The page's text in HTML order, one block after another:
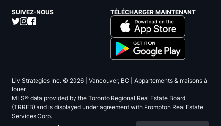
SUIVEZ-NOUS TÉLÉCHARGER MAINTENANT
Liv Strategies Inc. © 2026 | Vancouver, BC |
Appartements & maisons à
louer
MLS® data provided by the Toronto Regional Real Estate Board
(TRREB) and is displayed under agreement with Prompton Real Estate
Services Corp.